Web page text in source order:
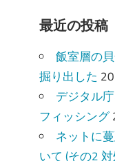
最近の投稿
飯室層の
掘り出した
デジタル
フィッシング
ネットに
いて (その2